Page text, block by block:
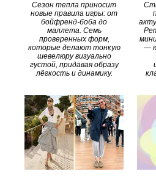
Сезон тепла приносит
новые правила игры: от
бойфренд-боба до
маллета. Семь
проверенных форм,
которые делают тонкую
шевелюру визуально
густой, придавая образу
лёгкость и динамику.
—